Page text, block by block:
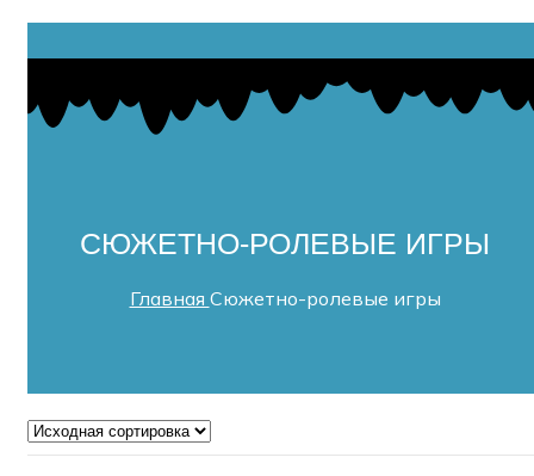
0элемент 0₽
СЮЖЕТНО-РОЛЕВЫЕ ИГРЫ
Главная Сюжетно-ролевые игры